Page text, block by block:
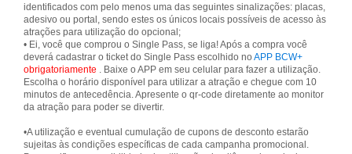
identificados com pelo menos uma das seguintes sinalizações: placas,
adesivo ou portal, sendo estes os únicos locais possíveis de acesso às
atrações para utilização do opcional;
• Ei, você que comprou o Single Pass, se liga! Após a compra você
deverá cadastrar o ticket do Single Pass escolhido no APP BCW+
obrigatoriamente . Baixe o APP em seu celular para fazer a utilização.
Escolha o horário disponível para utilizar a atração e chegue com 10
minutos de antecedência. Apresente o qr-code diretamente ao monitor
da atração para poder se divertir.
•A utilização e eventual cumulação de cupons de desconto estarão
sujeitas às condições específicas de cada campanha promocional.